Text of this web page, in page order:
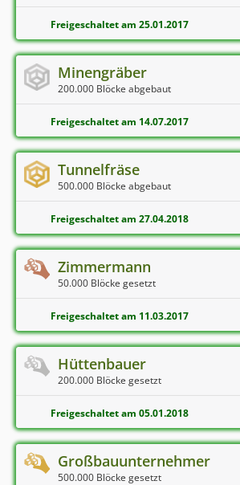
Freigeschaltet am 25.01.2017
Minengräber
200.000 Blöcke abgebaut
Freigeschaltet am 14.07.2017
Tunnelfräse
500.000 Blöcke abgebaut
Freigeschaltet am 27.04.2018
Zimmermann
50.000 Blöcke gesetzt
Freigeschaltet am 11.03.2017
Hüttenbauer
200.000 Blöcke gesetzt
Freigeschaltet am 05.01.2018
Großbauunternehmer
500.000 Blöcke gesetzt